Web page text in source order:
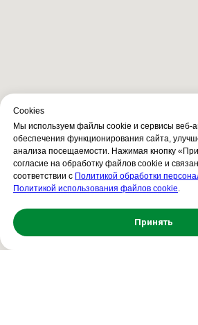
Сookies
Мы используем файлы cookie и сервисы веб-
обеспечения функционирования сайта,
анализа посещаемости. Нажимая кнопку
согласие на обработку файлов cookie и
соответствии с Политикой обработки
Политикой использования файлов cookie.
Принять